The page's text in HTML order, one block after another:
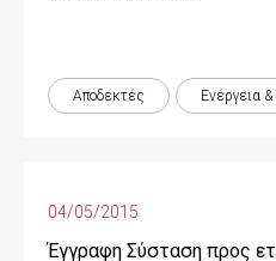
Αποδεκτές Ενέργεια
04/05/2015
Έγγραφη Σύσταση προς